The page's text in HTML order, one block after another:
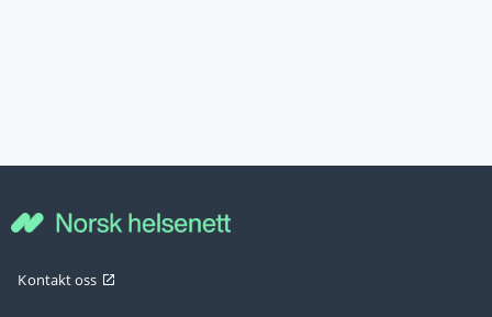
Kontakt oss